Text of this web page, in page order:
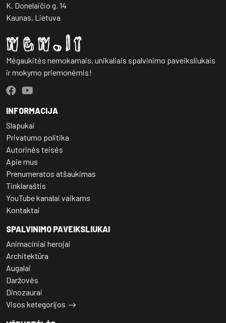
K. Donelaičio g. 14
Kaunas, Lietuva
Mėgaukitės nemokamais, unikaliais spalvinimo paveiksliukais
ir mokymo priemonėmis!
INFORMACIJA
Slapukai
Privatumo politika
Autorinės teisės
Apie mus
Prenumeratos atšaukimas
Tinklaraštis
YouTube kanalai vaikams
Kontaktai
SPALVINIMO PAVEIKSLIUKAI
Animaciniai herojai
Architektūra
Augalai
Daržovės
Dinozaurai
Visos ketegorijos